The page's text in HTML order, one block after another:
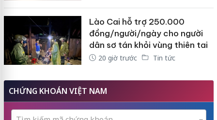
Lào Cai hỗ trợ 250.000
đồng/người/ngày cho người
dân sơ tán khỏi vùng thiên tai
20 giờ trước Tin tức
CHỨNG KHOÁN VIỆT NAM